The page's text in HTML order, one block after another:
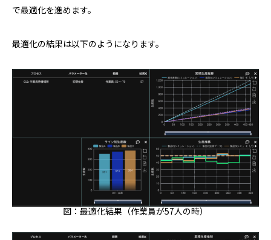
で最適化を進めます。
最適化の結果は以下のようになります。
図：最適化結果（作業員が57人の時）